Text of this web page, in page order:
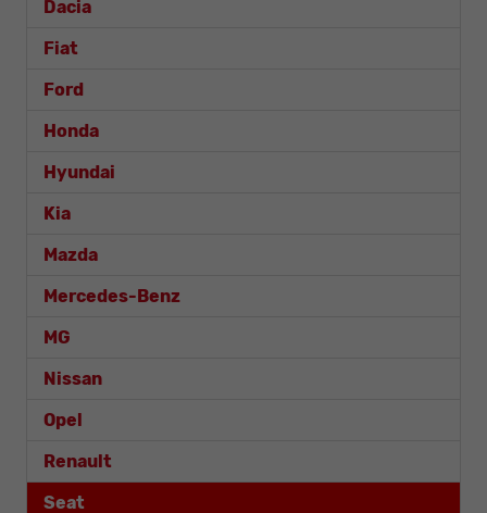
Dacia
Fiat
Ford
Honda
Hyundai
Kia
Mazda
Mercedes-Benz
MG
Nissan
Opel
Renault
Seat